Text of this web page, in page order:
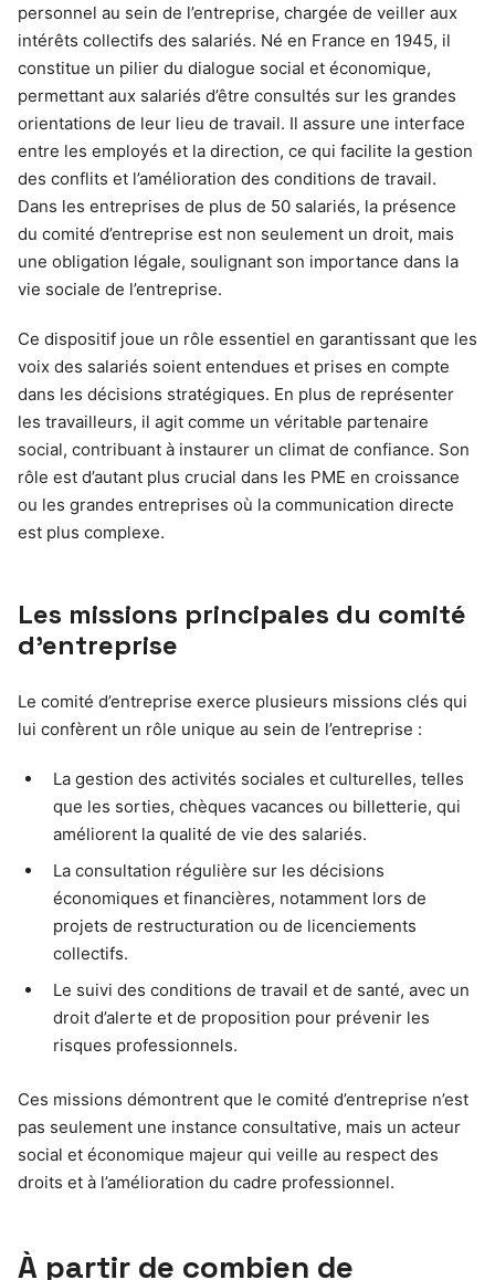
personnel au sein de l’entreprise, chargée de veiller aux
intérêts collectifs des salariés. Né en France en 1945, il
constitue un pilier du dialogue social et économique,
permettant aux salariés d’être consultés sur les grandes
orientations de leur lieu de travail. Il assure une interface
entre les employés et la direction, ce qui facilite la gestion
des conflits et l’amélioration des conditions de travail.
Dans les entreprises de plus de 50 salariés, la présence
du comité d’entreprise est non seulement un droit, mais
une obligation légale, soulignant son importance dans la
vie sociale de l’entreprise.
Ce dispositif joue un rôle essentiel en garantissant que les
voix des salariés soient entendues et prises en compte
dans les décisions stratégiques. En plus de représenter
les travailleurs, il agit comme un véritable partenaire
social, contribuant à instaurer un climat de confiance. Son
rôle est d’autant plus crucial dans les PME en croissance
ou les grandes entreprises où la communication directe
est plus complexe.
Les missions principales du comité
d’entreprise
Le comité d’entreprise exerce plusieurs missions clés qui
lui confèrent un rôle unique au sein de l’entreprise :
La gestion des activités sociales et culturelles, telles
que les sorties, chèques vacances ou billetterie, qui
améliorent la qualité de vie des salariés.
La consultation régulière sur les décisions
économiques et financières, notamment lors de
projets de restructuration ou de licenciements
collectifs.
Le suivi des conditions de travail et de santé, avec un
droit d’alerte et de proposition pour prévenir les
risques professionnels.
Ces missions démontrent que le comité d’entreprise n’est
pas seulement une instance consultative, mais un acteur
social et économique majeur qui veille au respect des
droits et à l’amélioration du cadre professionnel.
À partir de combien de